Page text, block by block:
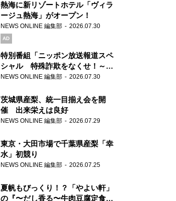
熱海に新リゾートホテル「ヴィラ
ージュ熱海」がオープン！
NEWS ONLINE 編集部 2026.07.30
特別番組「ニッポン放送報道スペ
シャル 特殊詐欺をなくせ！～被
害者・加害者・警視庁が語るトク
NEWS ONLINE 編集部 2026.07.30
茨城県産梨、統一目揃え会を開
催 出来栄えは良好
NEWS ONLINE 編集部 2026.07.29
東京・大田市場で千葉県産梨「幸
水」初競り
NEWS ONLINE 編集部 2026.07.25
夏帆もびっくり！？「やよい軒」
の『〜だし香る〜牛肉豆腐定食』